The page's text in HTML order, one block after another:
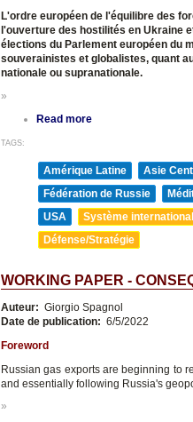
L'ordre européen de l'équilibre des
l'ouverture des hostilités en Ukraine
élections du Parlement européen du
souverainistes et globalistes, quant
nationale ou supranationale.
»
Read more
TAGS:
Amérique Latine Asie
Fédération de Russie
USA
Système
Défense/Stratégie
WORKING PAPER -
Auteur: Giorgio Spagnol
Date de publication: 6/5/2022
Foreword
Russian gas exports are beginning to
and essentially following Russia's
»